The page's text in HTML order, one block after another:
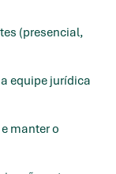
(presencial,
equipe jurídica
manter o